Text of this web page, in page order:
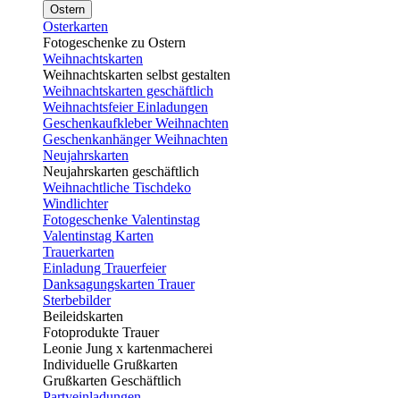
Ostern
Osterkarten
Fotogeschenke zu Ostern
Weihnachtskarten
Weihnachtskarten selbst gestalten
Weihnachtskarten geschäftlich
Weihnachtsfeier Einladungen
Geschenkaufkleber Weihnachten
Geschenkanhänger Weihnachten
Neujahrskarten
Neujahrskarten geschäftlich
Weihnachtliche Tischdeko
Windlichter
Fotogeschenke Valentinstag
Valentinstag Karten
Trauerkarten
Einladung Trauerfeier
Danksagungskarten Trauer
Sterbebilder
Beileidskarten
Fotoprodukte Trauer
Leonie Jung x kartenmacherei
Individuelle Grußkarten
Grußkarten Geschäftlich